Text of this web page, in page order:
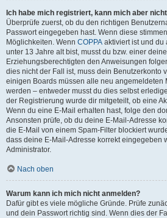
Ich habe mich registriert, kann mich aber
Überprüfe zuerst, ob du den richtigen
Passwort eingegeben hast. Wenn diese
Möglichkeiten. Wenn COPPA aktiviert ist und du
unter 13 Jahre alt bist, musst du bzw. einer
Erziehungsberechtigten den Anweisungen
dies nicht der Fall ist, muss dein Benutzerkonto
einigen Boards müssen alle neu angemeldeten
werden – entweder musst du dies selbst
der Registrierung wurde dir mitgeteilt, ob eine
Wenn du eine E-Mail erhalten hast, folge den
Ansonsten prüfe, ob du deine E-Mail-Adresse
die E-Mail von einem Spam-Filter blockiert
dass deine E-Mail-Adresse korrekt eingegeben
Administrator.
Nach oben
Warum kann ich mich nicht anmelden?
Dafür gibt es viele mögliche Gründe. Prüfe
und dein Passwort richtig sind. Wenn dies der